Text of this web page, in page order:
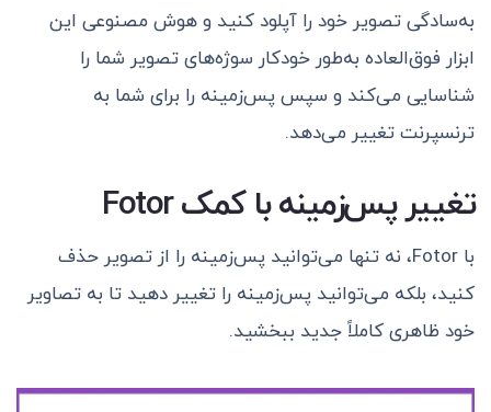
به‌سادگی تصویر خود را آپلود کنید و هوش مصنوعی این
ابزار فوق‌العاده به‌طور خودکار سوژه‌های تصویر شما را
شناسایی می‌کند و سپس پس‌زمینه را برای شما به
ترنسپرنت تغییر می‌دهد.
تغییر پس‌زمینه با کمکFotor
با Fotor، نه تنها می‌توانید پس‌زمینه را از تصویر حذف
کنید، بلکه می‌توانید پس‌زمینه را تغییر دهید تا به تصاویر
خود ظاهری کاملاً جدید ببخشید.